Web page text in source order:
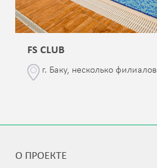
FS CLUB
г. Баку, несколько филиалов
О ПРОЕКТЕ